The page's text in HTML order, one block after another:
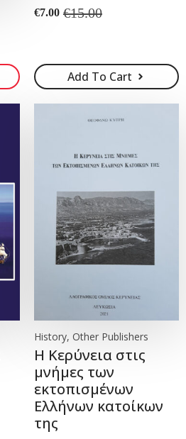
€15.00
Original
€7.00
Current
Add To Cart
History, Other Publishers
Η Κερύνεια στις
μνήμες των
εκτοπισμένων
Ελλήνων κατοίκων
της